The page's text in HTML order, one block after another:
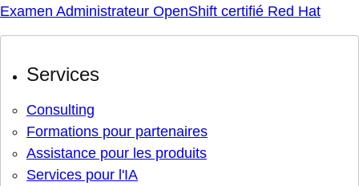
Examen Administrateur OpenShift certifié Red Hat
Services
Consulting
Formations pour partenaires
Assistance pour les produits
Services pour l'IA